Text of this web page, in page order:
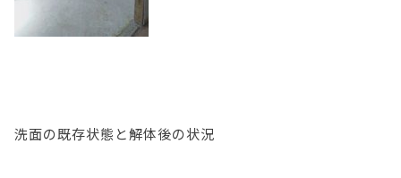
洗面の既存状態と解体後の状況